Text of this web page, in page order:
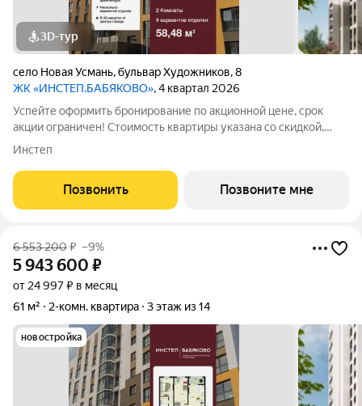
3D-тур
село Новая Усмань,бульвар Художников,8
ЖК «ИНСТЕП.БАБЯКОВО», 4 квартал 2026
Успейте оформить бронирование по акционной цене, срок
акции ограничен! Стоимость квартиры указана со скидкой,
ваша экономия составит 584,800 руб. Звоните, наши
застройщика с предчистовой отделкой в ЖК
Инстеп
Позвонить Позвоните мне
6 553 200₽ –9%
5 943 600 ₽
от 24 997 ₽ в месяц
61 м²
2-комн. квартира 3 этаж из 14
новостройка